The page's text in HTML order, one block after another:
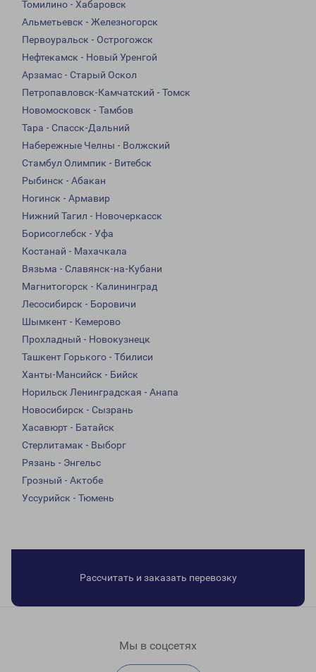
Томилино - Хабаровск
Альметьевск - Железногорск
Первоуральск - Острогожск
Нефтекамск - Новый Уренгой
Арзамас - Старый Оскол
Петропавловск-Камчатский - Томск
Новомосковск - Тамбов
Тара - Спасск-Дальний
Набережные Челны - Волжский
Стамбул Олимпик - Витебск
Рыбинск - Абакан
Ногинск - Армавир
Нижний Тагил - Новочеркасск
Борисоглебск - Уфа
Костанай - Махачкала
Вязьма - Славянск-на-Кубани
Магнитогорск - Калининград
Лесосибирск - Боровичи
Шымкент - Кемерово
Прохладный - Новокузнецк
Ташкент Горького - Тбилиси
Ханты-Мансийск - Бийск
Норильск Ленинградская - Анапа
Новосибирск - Сызрань
Хасавюрт - Батайск
Стерлитамак - Выборг
Рязань - Энгельс
Грозный - Актобе
Уссурийск - Тюмень
Рассчитать и заказать перевозку
Мы в соцсетях